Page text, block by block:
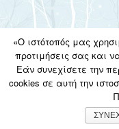
ΕΠΙΚΟΙΝΩΝΙΑ
© Copyright 2018 -
«Ο ιστότοπός μας
προτιμήσεις σας και
Εάν συνεχίσετε την
cookies σε αυτή την